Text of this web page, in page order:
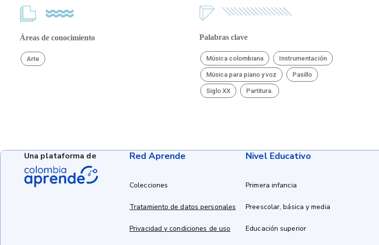
Áreas de conocimiento
Arte
Palabras clave
Música colombiana Instrumentación
Música para piano y voz Pasillo
Siglo XX Partitura.
Red Aprende
Colecciones
Tratamiento de datos personales
Privacidad y condiciones de uso
Nivel Educativo
Primera infancia
Preescolar, básica y media
Educación superior
Una plataforma de